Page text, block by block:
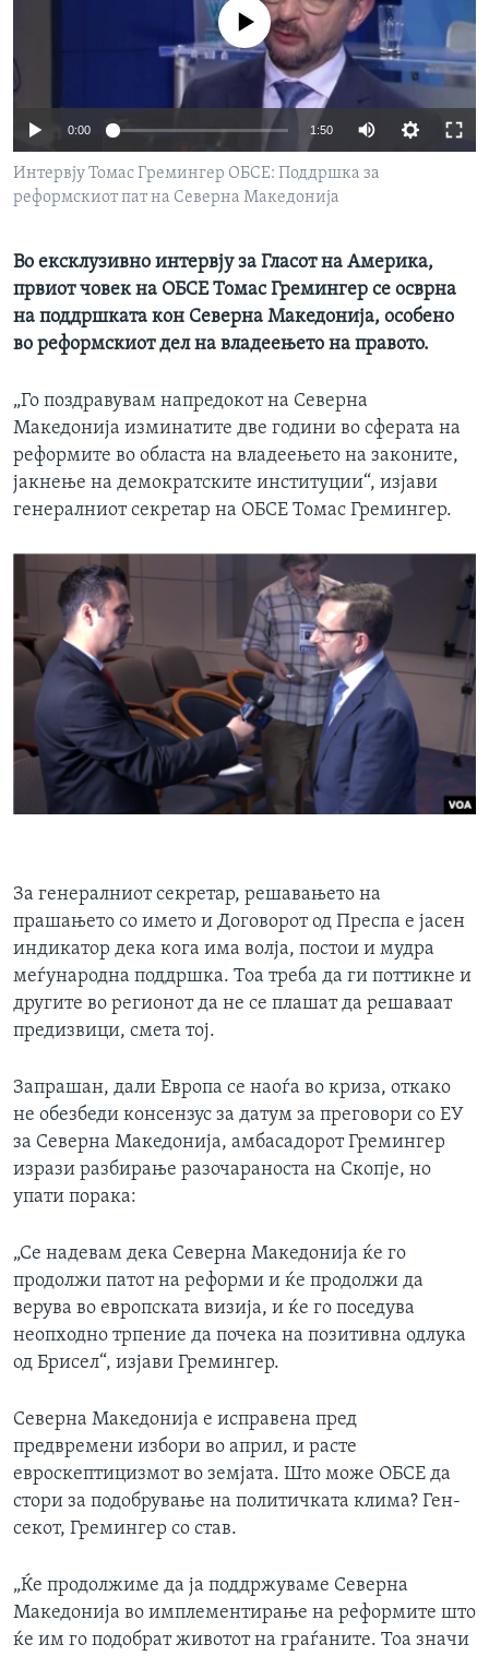
No media source currently available
0:00 1:50
Интервју Томас Гремингер ОБСЕ: Поддршка за
реформскиот пат на Северна Македонија
Во ексклузивно интервју за Гласот на Америка,
првиот човек на ОБСЕ Томас Гремингер се осврна
на поддршката кон Северна Македонија, особено
во реформскиот дел на владеењето на правото.
„Го поздравувам напредокот на Северна
Македонија изминатите две години во сферата на
реформите во областа на владеењето на законите,
јакнење на демократските институции“, изјави
генералниот секретар на ОБСЕ Томас Гремингер.
За генералниот секретар, решавањето на
прашањето со името и Договорот од Преспа е јасен
индикатор дека кога има волја, постои и мудра
меѓународна поддршка. Тоа треба да ги поттикне и
другите во регионот да не се плашат да решаваат
предизвици, смета тој.
Запрашан, дали Европа се наоѓа во криза, откако
не обезбеди консензус за датум за преговори со ЕУ
за Северна Македонија, амбасадорот Гремингер
изрази разбирање разочараноста на Скопје, но
упати порака:
„Се надевам дека Северна Македонија ќе го
продолжи патот на реформи и ќе продолжи да
верува во европската визија, и ќе го поседува
неопходно трпение да почека на позитивна одлука
од Брисел“, изјави Гремингер.
Северна Македонија е исправена пред
предвремени избори во април, и расте
евроскептицизмот во земјата. Што може ОБСЕ да
стори за подобрување на политичката клима? Ген-
секот, Гремингер со став.
„Ќе продолжиме да ја поддржуваме Северна
Македонија во имплементирање на реформите што
ќе им го подобрат животот на граѓаните. Тоа значи